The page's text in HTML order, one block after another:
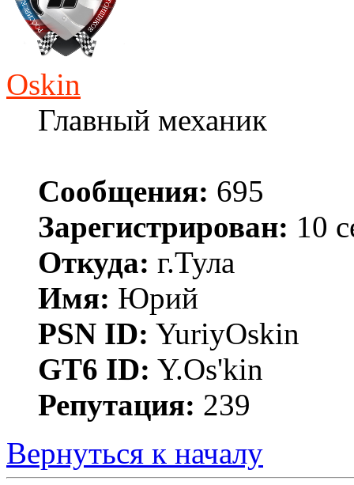
Oskin
Главный механик
Сообщения: 695
Зарегистрирован: 10
Откуда: г.Тула
Имя: Юрий
PSN ID: YuriyOskin
GT6 ID: Y.Os'kin
Репутация: 239
Вернуться к началу